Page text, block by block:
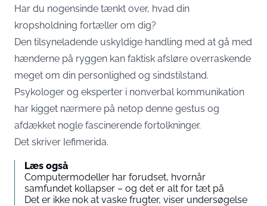
Har du nogensinde tænkt over, hvad din
kropsholdning fortæller om dig?
Den tilsyneladende uskyldige handling med at gå med
hænderne på ryggen kan faktisk afsløre overraskende
meget om din personlighed og sindstilstand.
Psykologer og eksperter i nonverbal kommunikation
har kigget nærmere på netop denne gestus og
afdækket nogle fascinerende fortolkninger.
Det skriver Iefimerida.
Læs også
Computermodeller har forudset, hvornår
samfundet kollapser – og det er alt for tæt på
Det er ikke nok at vaske frugter, viser undersøgelse